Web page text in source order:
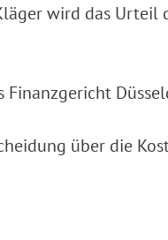
wird das Urteil
Finanzgericht
über die